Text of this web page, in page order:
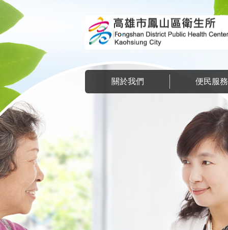
跳到主要內容區塊
關於我們 便民服務